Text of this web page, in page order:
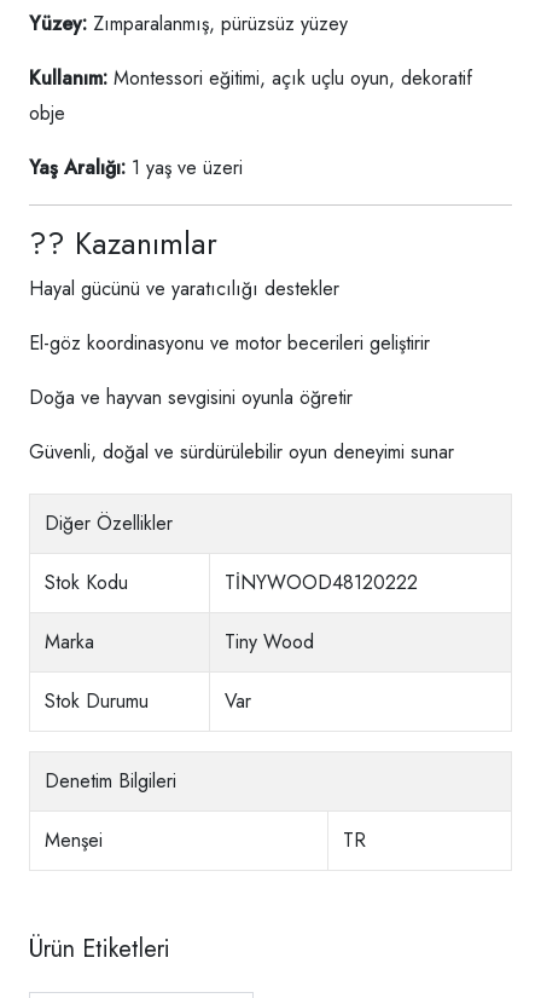
Yüzey: Zımparalanmış, pürüzsüz yüzey
Kullanım: Montessori eğitimi, açık uçlu oyun, dekoratif
obje
Yaş Aralığı: 1 yaş ve üzeri
?? Kazanımlar
Hayal gücünü ve yaratıcılığı destekler
El-göz koordinasyonu ve motor becerileri geliştirir
Doğa ve hayvan sevgisini oyunla öğretir
Güvenli, doğal ve sürdürülebilir oyun deneyimi sunar
Diğer Özellikler
Stok Kodu TİNYWOOD48120222
Marka Tiny Wood
Stok Durumu Var
Denetim Bilgileri
Menşei TR
Ürün Etiketleri